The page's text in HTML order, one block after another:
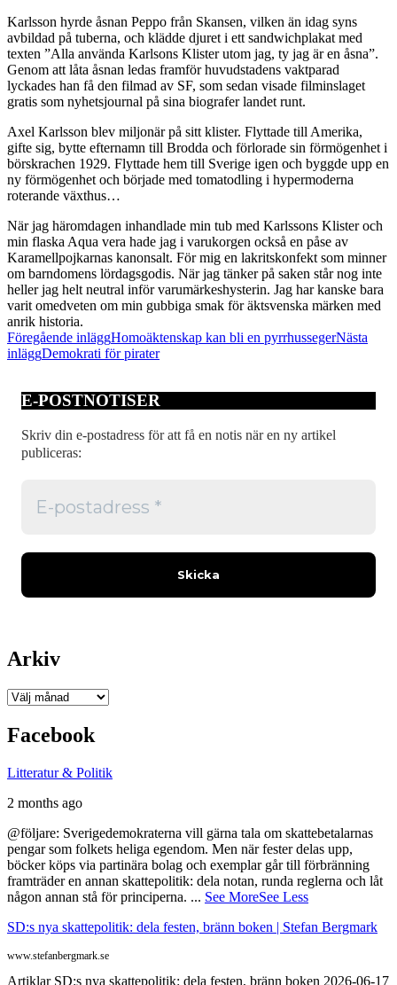
Karlsson hyrde åsnan Peppo från Skansen, vilken än idag syns
avbildad på tuberna, och klädde djuret i ett sandwichplakat med
texten ”Alla använda Karlsons Klister utom jag, ty jag är en åsna”.
Genom att låta åsnan ledas framför huvudstadens vaktparad
lyckades han få den filmad av SF, som sedan visade filminslaget
gratis som nyhetsjournal på sina biografer landet runt.
Axel Karlsson blev miljonär på sitt klister. Flyttade till Amerika,
gifte sig, bytte efternamn till Brodda och förlorade sin förmögenhet i
börskrachen 1929. Flyttade hem till Sverige igen och byggde upp en
ny förmögenhet och började med tomatodling i hypermoderna
roterande växthus…
När jag häromdagen inhandlade min tub med Karlssons Klister och
min flaska Aqua vera hade jag i varukorgen också en påse av
Karamellpojkarnas kanonsalt. För mig en lakritskonfekt som minner
om barndomens lördagsgodis. När jag tänker på saken står nog inte
heller jag helt neutral inför varumärkeshysterin. Jag har kanske bara
varit omedveten om min gubbiga smak för äktsvenska märken med
anrik historia.
Inläggsnavigering
Föregående inläggHomoäktenskap kan bli en pyrrhussegerNästa
inläggDemokrati för pirater
E-POSTNOTISER
Skriv din e-postadress för att få en notis när en ny artikel
publiceras:
Arkiv
Arkiv
Facebook
Litteratur & Politik
2 months ago
@följare: Sverigedemokraterna vill gärna tala om skattebetalarnas
pengar som folkets heliga egendom. Men när fester delas upp,
böcker köps via partinära bolag och exemplar går till förbränning
framträder en annan skattepolitik: dela notan, runda reglerna och låt
någon annan stå för principerna. ... See MoreSee Less
SD:s nya skattepolitik: dela festen, bränn boken | Stefan Bergmark
www.stefanbergmark.se
Artiklar SD:s nya skattepolitik: dela festen, bränn boken 2026-06-17